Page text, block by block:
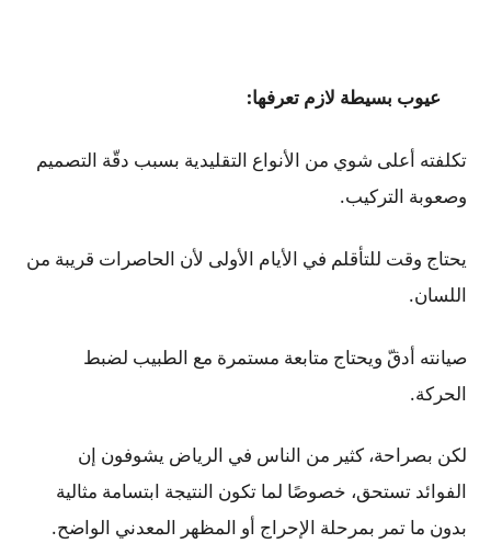
عيوب بسيطة لازم تعرفها:
تكلفته أعلى شوي من الأنواع التقليدية بسبب دقّة التصميم
وصعوبة التركيب.
يحتاج وقت للتأقلم في الأيام الأولى لأن الحاصرات قريبة من
اللسان.
صيانته أدقّ ويحتاج متابعة مستمرة مع الطبيب لضبط
الحركة.
لكن بصراحة، كثير من الناس في الرياض يشوفون إن
الفوائد تستحق، خصوصًا لما تكون النتيجة ابتسامة مثالية
بدون ما تمر بمرحلة الإحراج أو المظهر المعدني الواضح.